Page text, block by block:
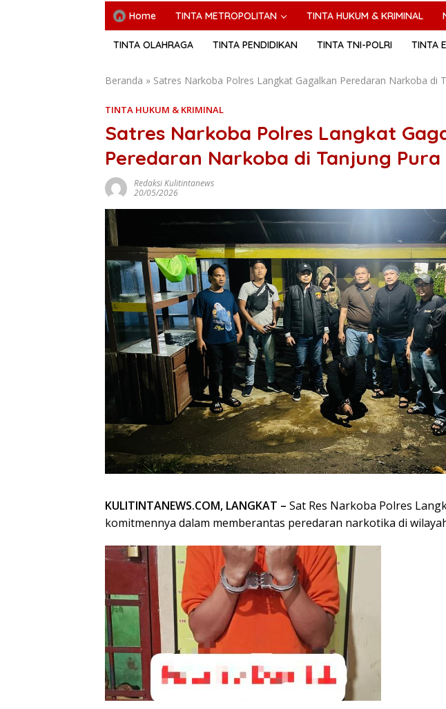
Home TINTA METROPOLITAN TINTA HUKUM & KRIMINAL
TINTA OLAHRAGA TINTA PENDIDIKAN TINTA TNI-POLRI TINTA
Beranda » Satres Narkoba Polres Langkat Gagalkan Peredaran Narkoba di
TINTA HUKUM & KRIMINAL
Satres Narkoba Polres Langkat
Peredaran Narkoba di Tanjung Pura
Redaksi Kulitintanews
20/05/2026
KULITINTANEWS.COM, LANGKAT – Sat Res Narkoba Polres
komitmennya dalam memberantas peredaran narkotika di